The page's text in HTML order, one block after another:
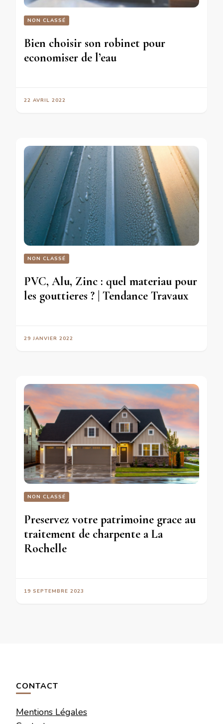
NON CLASSÉ
Bien choisir son robinet pour
economiser de l’eau
22 AVRIL 2022
NON CLASSÉ
PVC, Alu, Zinc : quel materiau pour
les gouttieres ? | Tendance Travaux
29 JANVIER 2022
NON CLASSÉ
Preservez votre patrimoine grace au
traitement de charpente a La
Rochelle
19 SEPTEMBRE 2023
CONTACT
Mentions Légales